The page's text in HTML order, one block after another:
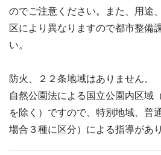
のでご注意ください。また、用途
区により異なりますので都市整備
い。
防火、２２条地域はありません。
自然公園法による国立公園内区域
を除く）ですので、特別地域、普
場合３種に区分）による指導があ